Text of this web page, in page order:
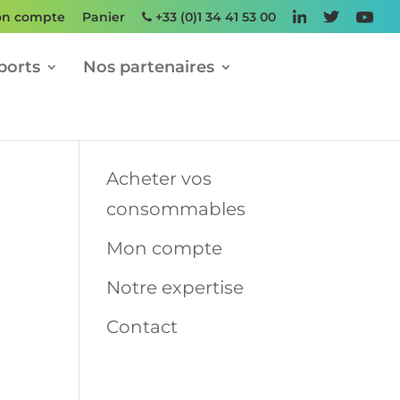
compte Panier +33 (0)1 34 41 53 00
Nos partenaires
Acheter vos
consommables
Mon compte
Notre expertise
Contact